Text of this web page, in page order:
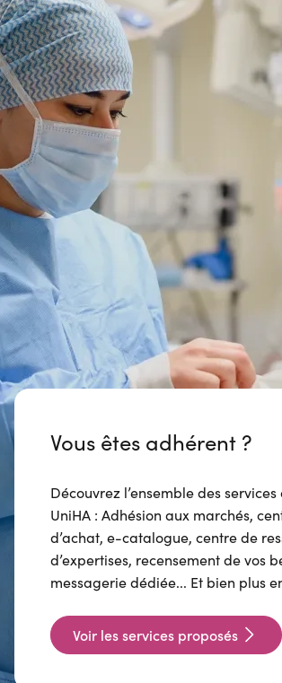
Vous êtes adhérent ?
Découvrez l’ensemble des
UniHA : Adhésion aux marchés,
d’achat, e-catalogue, centre de
d’expertises, recensement de vos
messagerie dédiée... Et bien plus
Voir les services proposés